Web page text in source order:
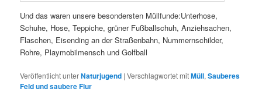
Und das waren unsere besondersten Müllfunde:Unterhose,
Schuhe, Hose, Teppiche, grüner Fußballschuh, Anziehsachen,
Flaschen, Eisending an der Straßenbahn, Nummernschilder,
Rohre, Playmobilmensch und Golfball
Veröffentlicht unterNaturjugend |Verschlagwortet mitMüll,Sauberes
Feld und saubere Flur